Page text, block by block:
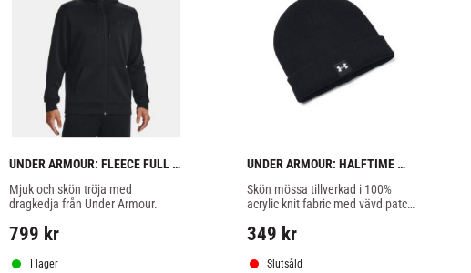
UNDER ARMOUR: FLEECE FULL
ZIP HOODIE - SVART
Mjuk och skön tröja med
dragkedja från Under Armour.
799 kr
I lager
UNDER ARMOUR: HALFTIME
SHALLOW CUFF MÖSSA - SVART
Skön mössa tillverkad i 100%
acrylic knit fabric med vävd patch
349 kr
Slutsåld